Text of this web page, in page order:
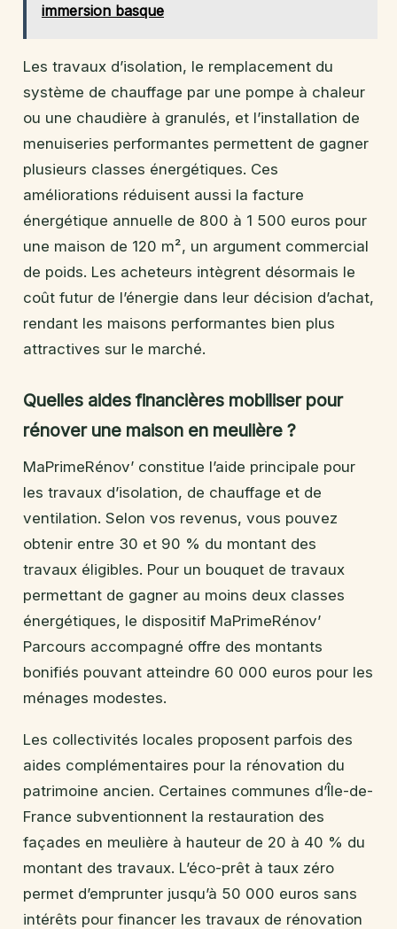
immersion basque
Les travaux d’isolation, le remplacement du
système de chauffage par une pompe à chaleur
ou une chaudière à granulés, et l’installation de
menuiseries performantes permettent de gagner
plusieurs classes énergétiques. Ces
améliorations réduisent aussi la facture
énergétique annuelle de 800 à 1 500 euros pour
une maison de 120 m², un argument commercial
de poids. Les acheteurs intègrent désormais le
coût futur de l’énergie dans leur décision d’achat,
rendant les maisons performantes bien plus
attractives sur le marché.
Quelles aides financières mobiliser pour
rénover une maison en meulière ?
MaPrimeRénov’ constitue l’aide principale pour
les travaux d’isolation, de chauffage et de
ventilation. Selon vos revenus, vous pouvez
obtenir entre 30 et 90 % du montant des
travaux éligibles. Pour un bouquet de travaux
permettant de gagner au moins deux classes
énergétiques, le dispositif MaPrimeRénov’
Parcours accompagné offre des montants
bonifiés pouvant atteindre 60 000 euros pour les
ménages modestes.
Les collectivités locales proposent parfois des
aides complémentaires pour la rénovation du
patrimoine ancien. Certaines communes d’Île-de-
France subventionnent la restauration des
façades en meulière à hauteur de 20 à 40 % du
montant des travaux. L’éco-prêt à taux zéro
permet d’emprunter jusqu’à 50 000 euros sans
intérêts pour financer les travaux de rénovation